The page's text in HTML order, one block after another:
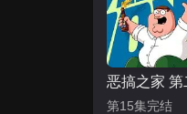
恶搞之家
第15集完结